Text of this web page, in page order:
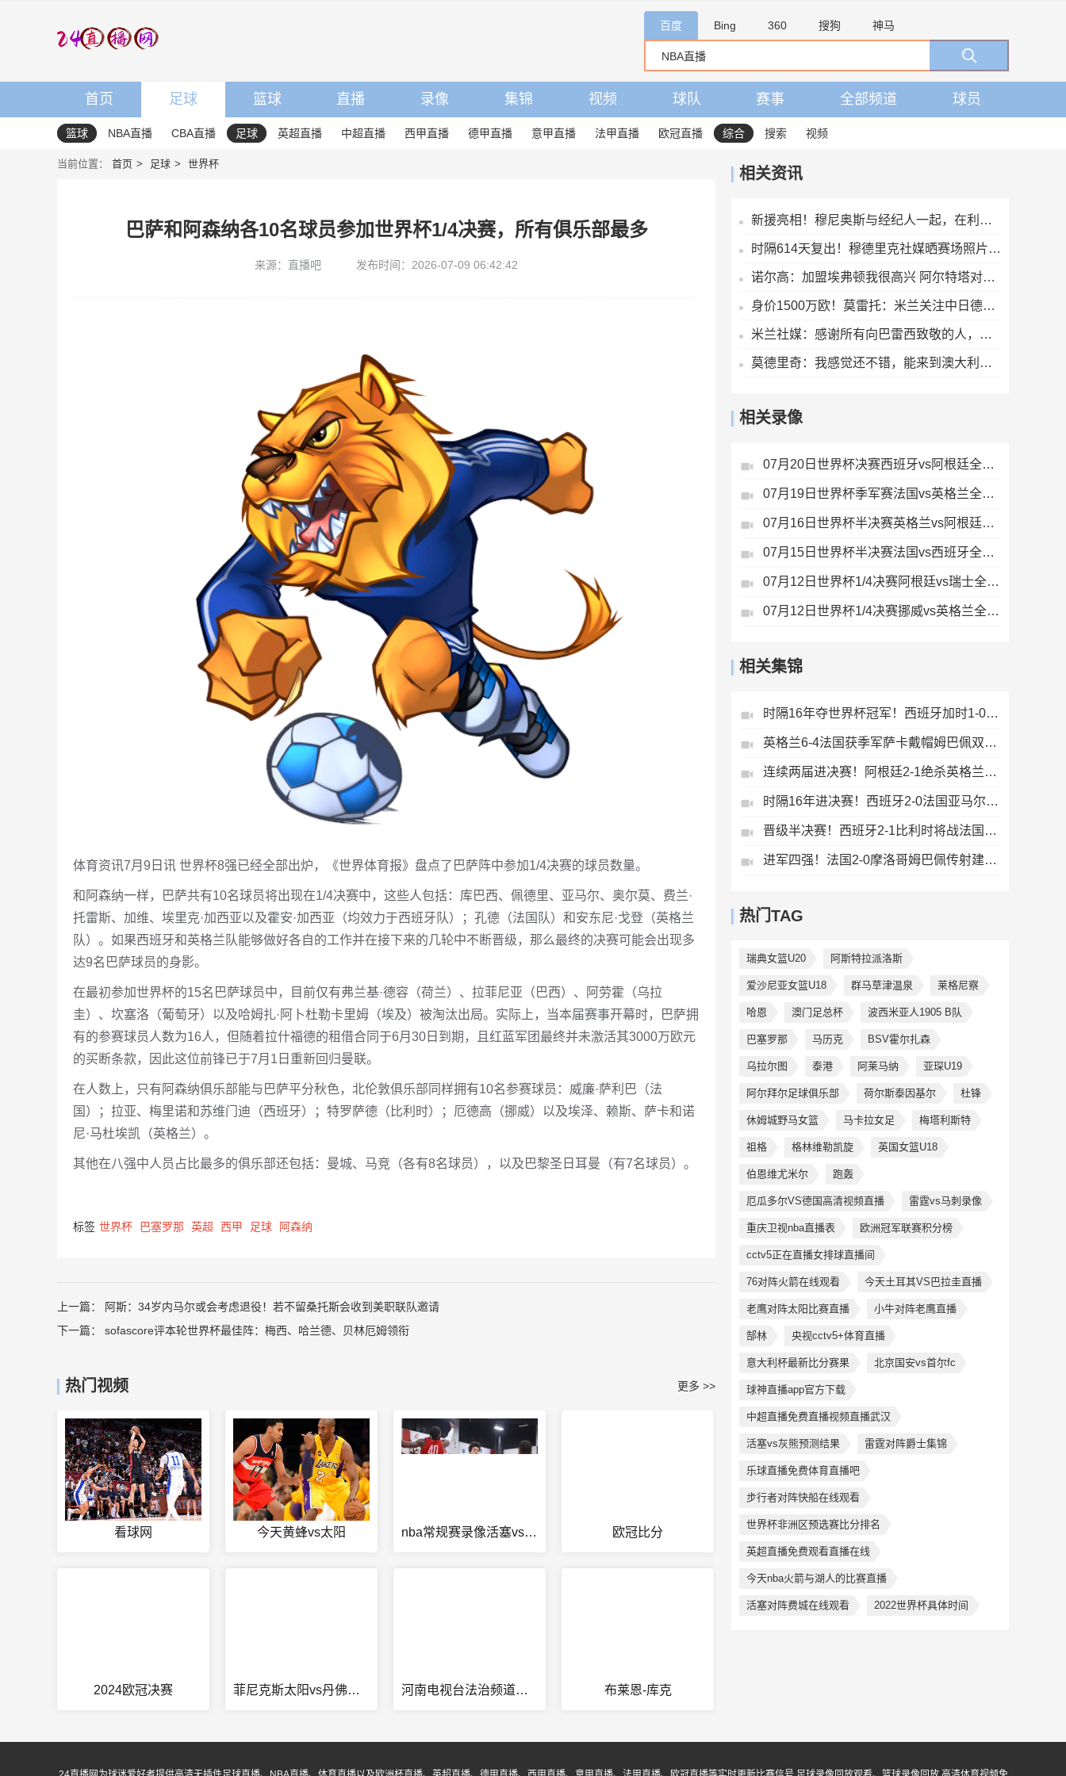
百度 Bing 360 搜狗 神马
首页 足球 篮球 直播 录像 集锦 视频 球队 赛事 全部频道 球员
篮球 NBA直播 CBA直播 足球 英超直播 中超直播 西甲直播 德甲直播 意甲直播 法甲直播 欧冠直播 综合 搜索 视频
当前位置： 首页 足球 世界杯
巴萨和阿森纳各10名球员参加世界杯1/4决赛，所有俱乐部最多
来源：直播吧 发布时间：2026-07-09 06:42:42
体育资讯7月9日讯 世界杯8强已经全部出炉，《世界体育报》盘点了巴萨阵中参加1/4决赛的球员数量。
和阿森纳一样，巴萨共有10名球员将出现在1/4决赛中，这些人包括：库巴西、佩德里、亚马尔、奥尔莫、费兰·
托雷斯、加维、埃里克·加西亚以及霍安·加西亚（均效力于西班牙队）；孔德（法国队）和安东尼·戈登（英格兰
队）。如果西班牙和英格兰队能够做好各自的工作并在接下来的几轮中不断晋级，那么最终的决赛可能会出现多
达9名巴萨球员的身影。
在最初参加世界杯的15名巴萨球员中，目前仅有弗兰基·德容（荷兰）、拉菲尼亚（巴西）、阿劳霍（乌拉
圭）、坎塞洛（葡萄牙）以及哈姆扎·阿卜杜勒卡里姆（埃及）被淘汰出局。实际上，当本届赛事开幕时，巴萨拥
有的参赛球员人数为16人，但随着拉什福德的租借合同于6月30日到期，且红蓝军团最终并未激活其3000万欧元
的买断条款，因此这位前锋已于7月1日重新回归曼联。
在人数上，只有阿森纳俱乐部能与巴萨平分秋色，北伦敦俱乐部同样拥有10名参赛球员：威廉·萨利巴（法
国）；拉亚、梅里诺和苏维门迪（西班牙）；特罗萨德（比利时）；厄德高（挪威）以及埃泽、赖斯、萨卡和诺
尼·马杜埃凯（英格兰）。
其他在八强中人员占比最多的俱乐部还包括：曼城、马竞（各有8名球员），以及巴黎圣日耳曼（有7名球员）。
标签 世界杯 巴塞罗那 英超 西甲 足球 阿森纳
上一篇：
阿斯：34岁内马尔或会考虑退役！若不留桑托斯会收到美职联队邀请
下一篇： sofascore评本轮世界杯最佳阵：梅西、哈兰德、贝林厄姆领衔
热门视频 更多 >>
看球网 今天黄蜂vs太阳 nba常规赛录像活塞vs快船 欧冠比分
2024欧冠决赛 菲尼克斯太阳vs丹佛掘金 河南电视台法治频道在线直播 布莱恩-库克
相关资讯
新援亮相！穆尼奥斯与经纪人一起，在利物浦训练中心拍下合影
时隔614天复出！穆德里克社媒晒赛场照片：好久不见
诺尔高：加盟埃弗顿我很高兴 阿尔特塔对埃弗顿、莫耶斯充满赞美
身价1500万欧！莫雷托：米兰关注中日德兰的智利前锋奥索里奥
米兰社媒：感谢所有向巴雷西致敬的人，这将永远铭刻在我们心中
莫德里奇：我感觉还不错，能来到澳大利亚很棒，希望球队继续提高
相关录像
07月20日世界杯决赛西班牙vs阿根廷全场录像
07月19日世界杯季军赛法国vs英格兰全场录像
07月16日世界杯半决赛英格兰vs阿根廷全场录像
07月15日世界杯半决赛法国vs西班牙全场录像
07月12日世界杯1/4决赛阿根廷vs瑞士全场录像
07月12日世界杯1/4决赛挪威vs英格兰全场录像
相关集锦
时隔16年夺世界杯冠军！西班牙加时1-0阿根廷费兰制胜恩佐染红
英格兰6-4法国获季军萨卡戴帽姆巴佩双响创纪录奥利塞2助+失良机
连续两届进决赛！阿根廷2-1绝杀英格兰劳塔罗恩佐破门梅西两助攻
时隔16年进决赛！西班牙2-0法国亚马尔造点奥亚萨瓦尔、波罗破门
晋级半决赛！西班牙2-1比利时将战法国梅里诺替补绝杀拉门斯送礼
进军四强！法国2-0摩洛哥姆巴佩传射建功+失点登贝莱贴地斩
热门TAG
瑞典女篮U20 阿斯特拉派洛斯
爱沙尼亚女篮U18 群马草津温泉 莱格尼察
哈恩 澳门足总杯 波西米亚人1905 B队
巴塞罗那 马历克 BSV霍尔扎森
乌拉尔图 泰港 阿莱马纳 亚琛U19
阿尔拜尔足球俱乐部 荷尔斯泰因基尔 杜锋
休姆城野马女篮 马卡拉女足 梅塔利斯特
祖格 格林维勒凯旋 英国女篮U18
伯恩维尤米尔 跑轰
厄瓜多尔VS德国高清视频直播 雷霆vs马刺录像
重庆卫视nba直播表 欧洲冠军联赛积分榜
cctv5正在直播女排球直播间
76对阵火箭在线观看 今天土耳其VS巴拉圭直播
老鹰对阵太阳比赛直播 小牛对阵老鹰直播
郜林 央视cctv5+体育直播
意大利杯最新比分赛果 北京国安vs首尔fc
球神直播app官方下载
中超直播免费直播视频直播武汉
活塞vs灰熊预测结果 雷霆对阵爵士集锦
乐球直播免费体育直播吧
步行者对阵快船在线观看
世界杯非洲区预选赛比分排名
英超直播免费观看直播在线
今天nba火箭与湖人的比赛直播
活塞对阵费城在线观看 2022世界杯具体时间